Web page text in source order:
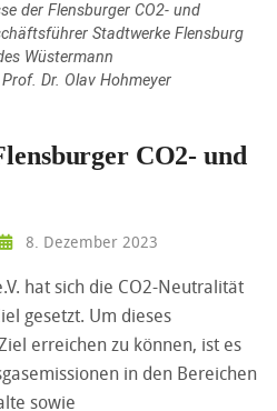
der Flensburger CO2- und
Stadtwerke Flensburg
Wüstermann
Dr. Olav Hohmeyer
CO2- und
8. Dezember 2023
hat sich die CO2-Neutralität
gesetzt. Um dieses
erreichen zu können, ist es
in den Bereichen
sowie